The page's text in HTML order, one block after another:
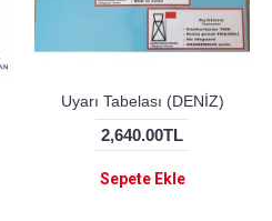
Uyarı Tabelası (DENİZ)
2,640.00TL
Sepete Ekle